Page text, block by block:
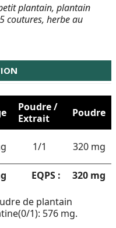
plantain, plantain
coutures, herbe au
Poudre /
Extrait
Poudre
1/1 320 mg
EQPS : 320 mg
de plantain
1): 576 mg.